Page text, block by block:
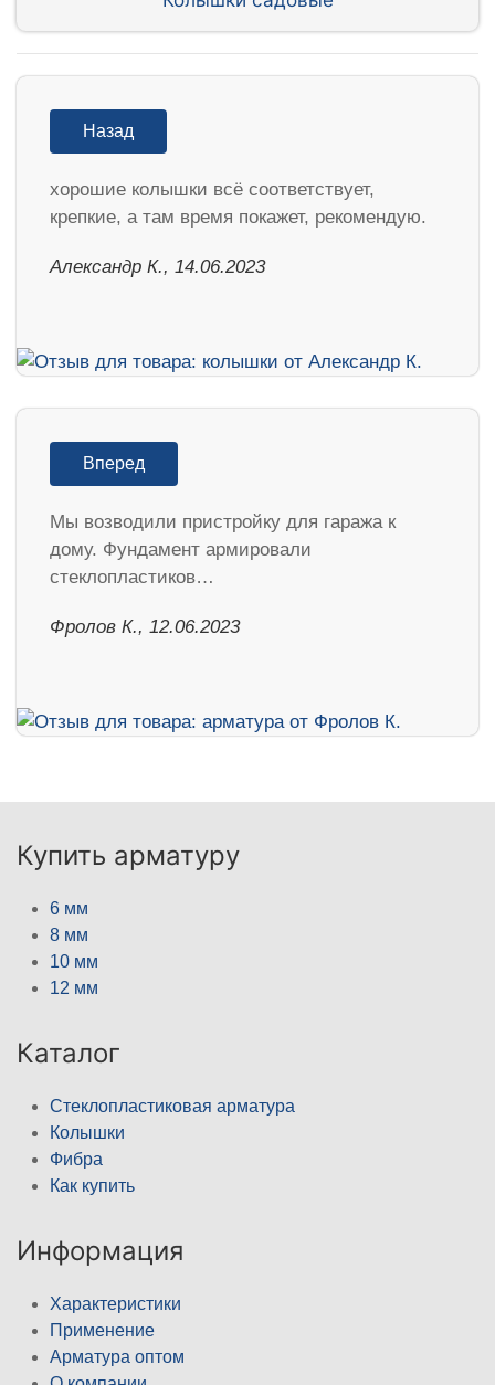
Назад
хорошие колышки всё соответствует,
крепкие, а там время покажет, рекомендую.
Александр К., 14.06.2023
Вперед
Мы возводили пристройку для гаража к
дому. Фундамент армировали
стеклопластиков…
Фролов К., 12.06.2023
Купить арматуру
6 мм
8 мм
10 мм
12 мм
Каталог
Стеклопластиковая арматура
Колышки
Фибра
Как купить
Информация
Характеристики
Применение
Арматура оптом